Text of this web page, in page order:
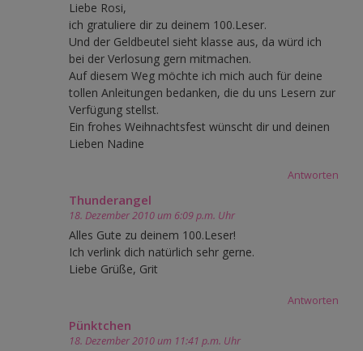
Liebe Rosi,
ich gratuliere dir zu deinem 100.Leser.
Und der Geldbeutel sieht klasse aus, da würd ich
bei der Verlosung gern mitmachen.
Auf diesem Weg möchte ich mich auch für deine
tollen Anleitungen bedanken, die du uns Lesern zur
Verfügung stellst.
Ein frohes Weihnachtsfest wünscht dir und deinen
Lieben Nadine
Antworten
Thunderangel
18. Dezember 2010 um 6:09 p.m. Uhr
Alles Gute zu deinem 100.Leser!
Ich verlink dich natürlich sehr gerne.
Liebe Grüße, Grit
Antworten
Pünktchen
18. Dezember 2010 um 11:41 p.m. Uhr